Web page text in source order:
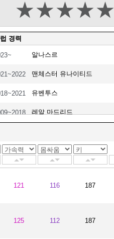
★★★★★
경력
알나스르
맨체스터 유나이티드
유벤투스
레알 마드리드
스포르팅 CP
121 116 187
125 112 187